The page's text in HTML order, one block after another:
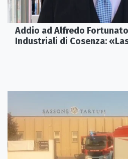
Addio ad Alfredo
Industriali di Cosenza: